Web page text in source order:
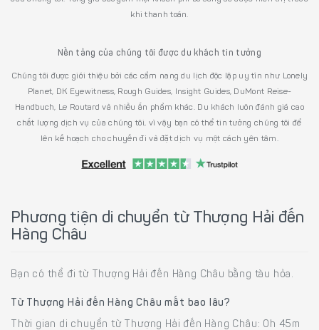
khi thanh toán.
Nền tảng của chúng tôi được du khách tin tưởng
Chúng tôi được giới thiệu bởi các cẩm nang du lịch độc lập uy tín như Lonely
Planet, DK Eyewitness, Rough Guides, Insight Guides, DuMont Reise-
Handbuch, Le Routard và nhiều ấn phẩm khác. Du khách luôn đánh giá cao
chất lượng dịch vụ của chúng tôi, vì vậy bạn có thể tin tưởng chúng tôi để
lên kế hoạch cho chuyến đi và đặt dịch vụ một cách yên tâm.
Phương tiện di chuyển từ Thượng Hải đến
Hàng Châu
Bạn có thể đi từ Thượng Hải đến Hàng Châu bằng tàu hỏa.
Từ Thượng Hải đến Hàng Châu mất bao lâu?
Thời gian di chuyển từ Thượng Hải đến Hàng Châu: 0h 45m